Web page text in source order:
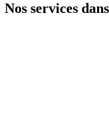
Nos services